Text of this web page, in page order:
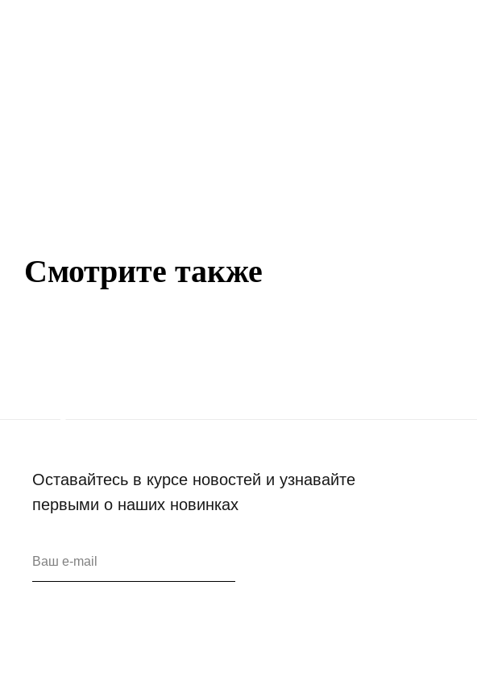
Смотрите также
Оставайтесь в курсе новостей и узнавайте
первыми о наших новинках